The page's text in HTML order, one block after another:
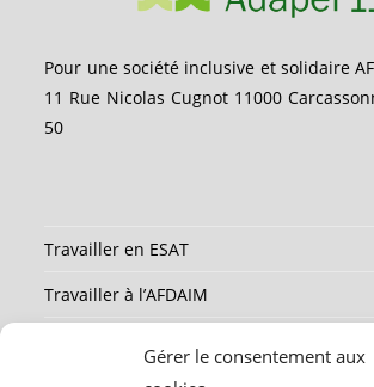
Gérer le consentement aux
Pour une société inclusive et solidaire
11 Rue Nicolas Cugnot 11000
50
Travailler en ESAT
Travailler à l’AFDAIM